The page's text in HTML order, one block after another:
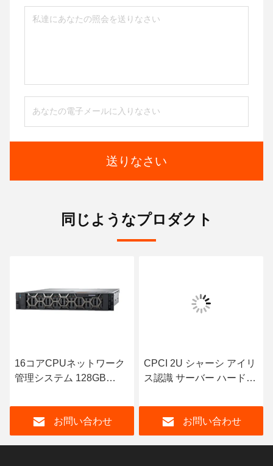
送りなさい
同じようなプロダクト
16コアCPUネットワーク
管理システム 128GB
お問い合わせ
CPCI 2U シャーシ アイリ
ス認識 サーバー ハードウ
お問い合わせ